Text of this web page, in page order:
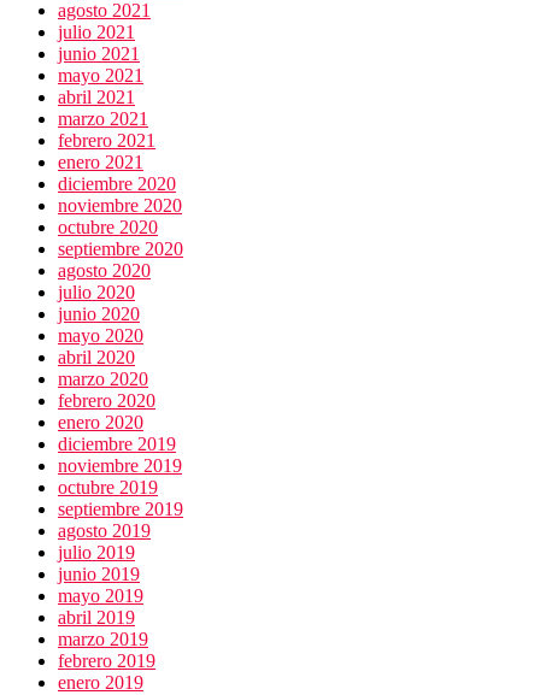
agosto 2021
julio 2021
junio 2021
mayo 2021
abril 2021
marzo 2021
febrero 2021
enero 2021
diciembre 2020
noviembre 2020
octubre 2020
septiembre 2020
agosto 2020
julio 2020
junio 2020
mayo 2020
abril 2020
marzo 2020
febrero 2020
enero 2020
diciembre 2019
noviembre 2019
octubre 2019
septiembre 2019
agosto 2019
julio 2019
junio 2019
mayo 2019
abril 2019
marzo 2019
febrero 2019
enero 2019